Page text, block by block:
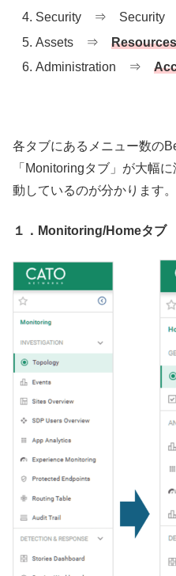
Security ⇒ Security
Assets ⇒Resources
Administration ⇒
各タブにあるメニュー数の
「Monitoringタブ」が大幅
動しているのが分かります。
１．Monitoring/Homeタブ